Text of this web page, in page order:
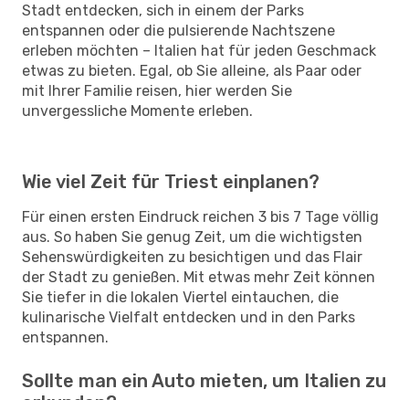
Stadt entdecken, sich in einem der Parks
entspannen oder die pulsierende Nachtszene
erleben möchten – Italien hat für jeden Geschmack
etwas zu bieten. Egal, ob Sie alleine, als Paar oder
mit Ihrer Familie reisen, hier werden Sie
unvergessliche Momente erleben.
Wie viel Zeit für Triest einplanen?
Für einen ersten Eindruck reichen 3 bis 7 Tage völlig
aus. So haben Sie genug Zeit, um die wichtigsten
Sehenswürdigkeiten zu besichtigen und das Flair
der Stadt zu genießen. Mit etwas mehr Zeit können
Sie tiefer in die lokalen Viertel eintauchen, die
kulinarische Vielfalt entdecken und in den Parks
entspannen.
Sollte man ein Auto mieten, um Italien zu